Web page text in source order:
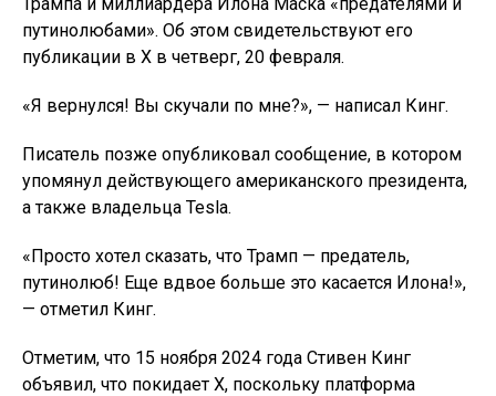
путинолюбами». Об этом свидетельствуют его
публикации в Х в четверг, 20 февраля.
«Я вернулся! Вы скучали по мне?», — написал Кинг.
Писатель позже опубликовал сообщение, в котором
упомянул действующего американского президента,
а также владельца Tesla.
«Просто хотел сказать, что Трамп — предатель,
путинолюб! Еще вдвое больше это касается Илона!»,
— отметил Кинг.
Отметим, что 15 ноября 2024 года Стивен Кинг
объявил, что покидает X, поскольку платформа